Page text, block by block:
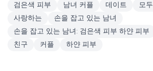
검은색 피부 남녀 커플 데이트 모두
사랑하는
손을 잡고 있는 남녀
손을 잡고 있는 남녀: 검은색 피부 하얀 피부
친구
커플 하얀 피부